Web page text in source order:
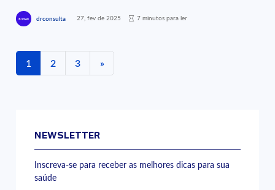
drconsulta 27, fev de 2025 7 minutos para ler
1 2 3 »
NEWSLETTER
Inscreva-se para receber as melhores dicas para sua
saúde